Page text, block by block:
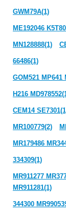
GWM79A(1)
ME192046
MN128888(1)
66486(1)
GOM521 MP641
H216
CEM14
MR100779(2)
MR179486
334309(1)
MR911277
MR911281(1)
344300